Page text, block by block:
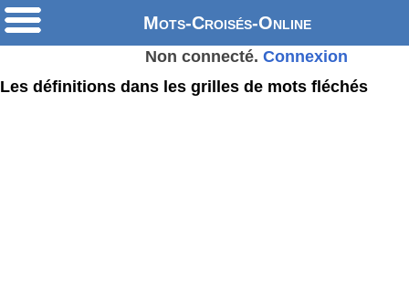
Mots-Croisés-Online
Non connecté. Connexion
Les définitions dans les grilles de mots fléchés